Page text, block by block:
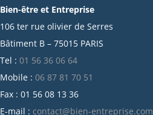
juillet 2021
juin 2021
mai 2021
avril 2021
mars 2021
février 2021
Bien-être et Entreprise
106 ter rue olivier de Serres
Bâtiment B – 75015 PARIS
Tel : 01 56 36 06 64
Mobile : 06 87 81 70 51
Fax : 01 56 08 13 36
E-mail : contact@bien-entreprise.com